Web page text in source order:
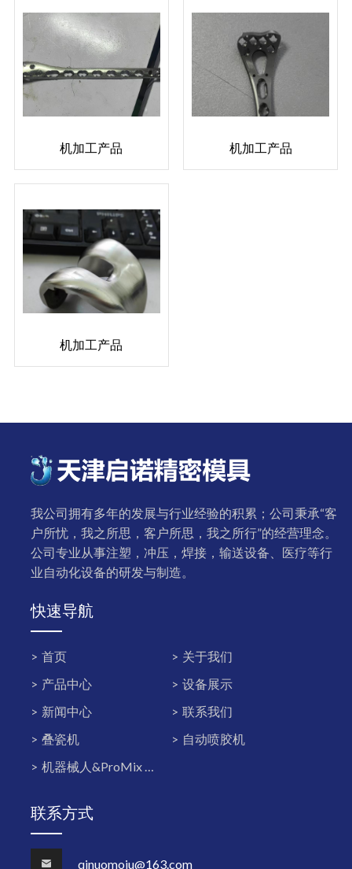
机加工产品 机加工产品
机加工产品
我公司拥有多年的发展与行业经验的积累；公司秉承“客
户所忧，我之所思，客户所思，我之所行”的经营理念。
公司专业从事注塑，冲压，焊接，输送设备、医疗等行
业自动化设备的研发与制造。
快速导航
首页
关于我们
产品中心
设备展示
新闻中心
联系我们
叠瓷机
自动喷胶机
联系方式
qinuomoju@163.com